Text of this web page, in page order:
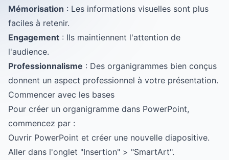
Mémorisation : Les informations visuelles sont plus
faciles à retenir.
Engagement : Ils maintiennent l'attention de
l'audience.
Professionnalisme : Des organigrammes bien conçus
donnent un aspect professionnel à votre présentation.
Commencer avec les bases
Pour créer un organigramme dans PowerPoint,
commencez par :
Ouvrir PowerPoint et créer une nouvelle diapositive.
Aller dans l'onglet "Insertion" > "SmartArt".